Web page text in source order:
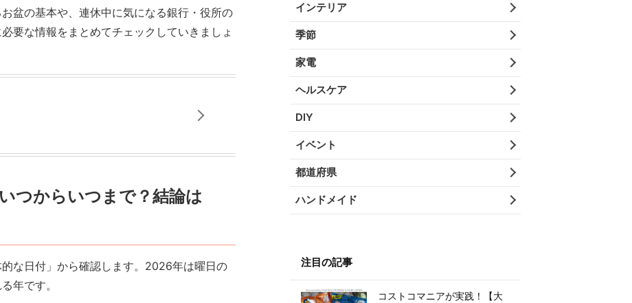
盆の基本や、連休中に気になる銀行・役所の
要な情報をまとめてチェックしていきましょ
つからいつまで？結論は
な日付」から確認します。2026年は曜日の
年です。
インテリア
季節
家電
ヘルスケア
DIY
イベント
都道府県
ハンドメイド
注目の記事
コストコマニアが実践！【大